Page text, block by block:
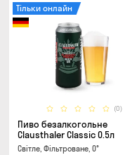
(0)
Тільки онлайн
Пиво безалкогольне
Clausthaler Classic 0.5л
Світле, Фільтроване, 0°